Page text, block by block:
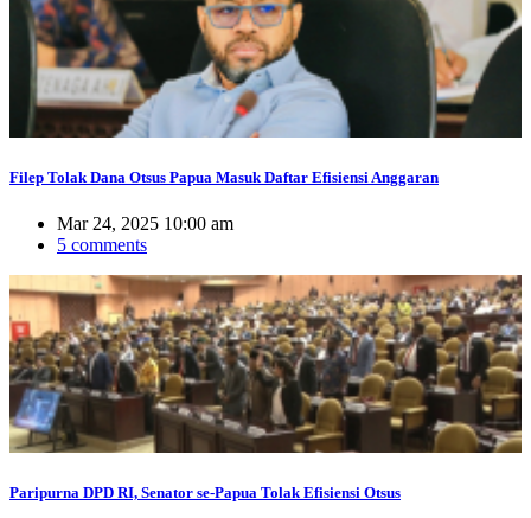
Filep Tolak Dana Otsus Papua Masuk Daftar Efisiensi Anggaran
Mar 24, 2025 10:00 am
5 comments
Paripurna DPD RI, Senator se-Papua Tolak Efisiensi Otsus